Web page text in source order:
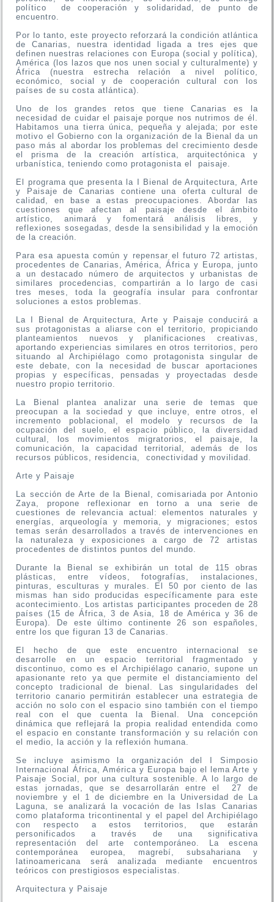
político de cooperación y solidaridad, de punto de
encuentro.
Por lo tanto, este proyecto reforzará la condición atlántica
de Canarias, nuestra identidad ligada a tres ejes que
definen nuestras relaciones con Europa (social y política),
América (los lazos que nos unen social y culturalmente) y
África (nuestra estrecha relación a nivel político,
económico, social y de cooperación cultural con los
países de su costa atlántica).
Uno de los grandes retos que tiene Canarias es la
necesidad de cuidar el paisaje porque nos nutrimos de él.
Habitamos una tierra única, pequeña y alejada; por este
motivo el Gobierno con la organización de la Bienal da un
paso más al abordar los problemas del crecimiento desde
el prisma de la creación artística, arquitectónica y
urbanística, teniendo como protagonista el paisaje.
El programa que presenta la I Bienal de Arquitectura, Arte
y Paisaje de Canarias contiene una oferta cultural de
calidad, en base a estas preocupaciones. Abordar las
cuestiones que afectan al paisaje desde el ámbito
artístico, animará y fomentará análisis libres, y
reflexiones sosegadas, desde la sensibilidad y la emoción
de la creación.
Para esa apuesta común y repensar el futuro 72 artistas,
procedentes de Canarias, América, África y Europa, junto
a un destacado número de arquitectos y urbanistas de
similares procedencias, compartirán a lo largo de casi
tres meses, toda la geografía insular para confrontar
soluciones a estos problemas.
La I Bienal de Arquitectura, Arte y Paisaje conducirá a
sus protagonistas a aliarse con el territorio, propiciando
planteamientos nuevos y planificaciones creativas,
aportando experiencias similares en otros territorios, pero
situando al Archipiélago como protagonista singular de
este debate, con la necesidad de buscar aportaciones
propias y específicas, pensadas y proyectadas desde
nuestro propio territorio.
La Bienal plantea analizar una serie de temas que
preocupan a la sociedad y que incluye, entre otros, el
incremento poblacional, el modelo y recursos de la
ocupación del suelo, el espacio público, la diversidad
cultural, los movimientos migratorios, el paisaje, la
comunicación, la capacidad territorial, además de los
recursos públicos, residencia, conectividad y movilidad.
Arte y Paisaje
La sección de Arte de la Bienal, comisariada por Antonio
Zaya, propone reflexionar en torno a una serie de
cuestiones de relevancia actual: elementos naturales y
energías, arqueología y memoria, y migraciones; estos
temas serán desarrollados a través de intervenciones en
la naturaleza y exposiciones a cargo de 72 artistas
procedentes de distintos puntos del mundo.
Durante la Bienal se exhibirán un total de 115 obras
plásticas, entre vídeos, fotografías, instalaciones,
pinturas, esculturas y murales. El 50 por ciento de las
mismas han sido producidas específicamente para este
acontecimiento. Los artistas participantes proceden de 28
países (15 de África, 3 de Asia, 18 de América y 36 de
Europa). De este último continente 26 son españoles,
entre los que figuran 13 de Canarias.
El hecho de que este encuentro internacional se
desarrolle en un espacio territorial fragmentado y
discontinuo, como es el Archipiélago canario, supone un
apasionante reto ya que permite el distanciamiento del
concepto tradicional de bienal. Las singularidades del
territorio canario permitirán establecer una estrategia de
acción no solo con el espacio sino también con el tiempo
real con el que cuenta la Bienal. Una concepción
dinámica que reflejará la propia realidad entendida como
el espacio en constante transformación y su relación con
el medio, la acción y la reflexión humana.
Se incluye asimismo la organización del I Simposio
Internacional África, América y Europa bajo el lema Arte y
Paisaje Social, por una cultura sostenible. A lo largo de
estas jornadas, que se desarrollarán entre el 27 de
noviembre y el 1 de diciembre en la Universidad de La
Laguna, se analizará la vocación de las Islas Canarias
como plataforma tricontinental y el papel del Archipiélago
con respecto a estos territorios, que estarán
personificados a través de una significativa
representación del arte contemporáneo. La escena
contemporánea europea, magrebí, subsahariana y
latinoamericana será analizada mediante encuentros
teóricos con prestigiosos especialistas.
Arquitectura y Paisaje